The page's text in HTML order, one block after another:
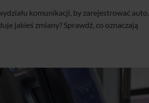
komunikacji, by zarejestrować auto.
jakieś zmiany? Sprawdź, co oznaczają